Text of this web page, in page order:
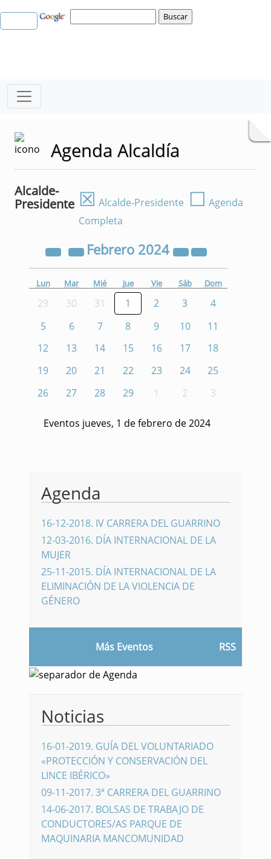
Agenda Alcaldía
Alcalde-
Presidente ☒ Alcalde-Presidente ☐ Agenda
Completa
Febrero 2024
Lun Mar Mié Jue Vie Sáb Dom
29 30 31 1 2 3
4
5
6 7 8 9 10
11
12
13 14 15 16 17
18
19
20 21 22 23 24
25
26
27 28 29 1 2 3
Eventos jueves, 1 de febrero de 2024
Agenda
16-12-2018. IV CARRERA DEL GUARRINO
12-03-2016. DÍA INTERNACIONAL DE LA
MUJER
25-11-2015. DÍA INTERNACIONAL DE LA
ELIMINACIÓN DE LA VIOLENCIA DE
GÉNERO
Más Eventos RSS
Noticias
16-01-2019. GUÍA DEL VOLUNTARIADO
«PROTECCIÓN Y CONSERVACIÓN DEL
LINCE IBÉRICO»
09-11-2017. 3ª CARRERA DEL GUARRINO
14-06-2017. BOLSAS DE TRABAJO DE
CONDUCTORES/AS PARQUE DE
MAQUINARIA MANCOMUNIDAD